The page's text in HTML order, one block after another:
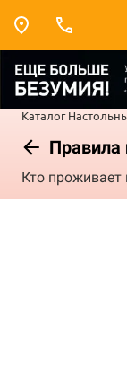
Каталог
Кто проживает